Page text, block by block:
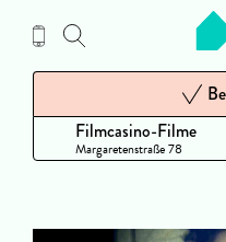
Inhalt
Filmcasino-Filme
Margaretenstraße 78